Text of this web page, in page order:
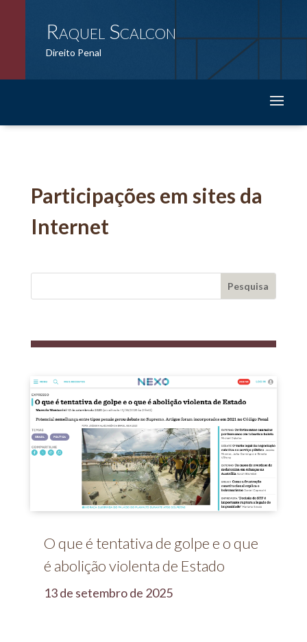
Raquel Scalcon
Direito Penal
Participações em sites da
Internet
O que é tentativa de golpe e o que
é abolição violenta de Estado
13 de setembro de 2025